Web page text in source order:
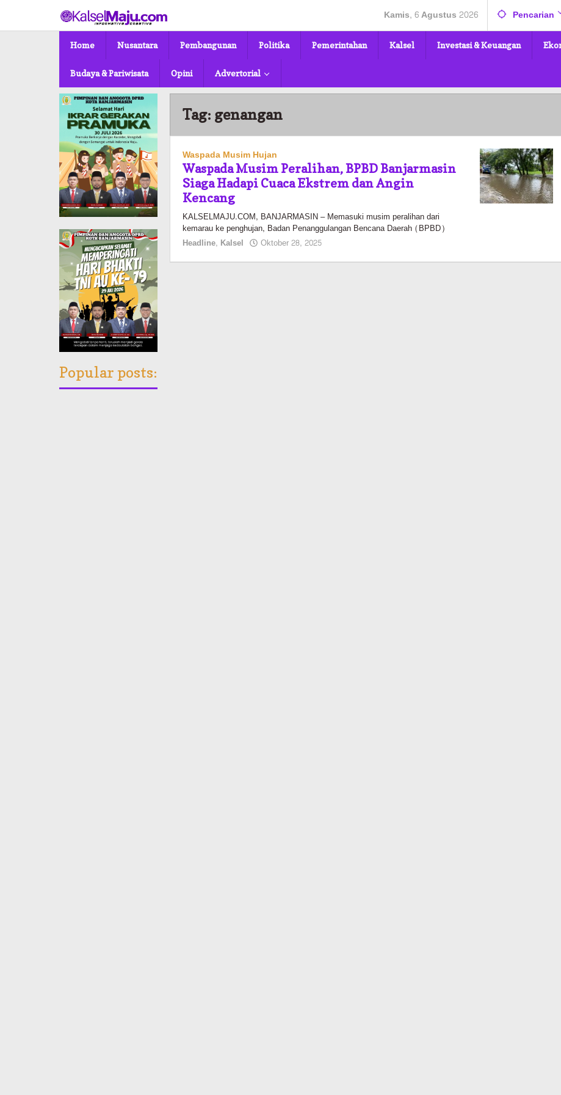
konten
Kamis, 6 Agustus 2026 Pencarian
Home Nusantara Pembangunan Politika Pemerintahan Kalsel Investasi & Keuangan
Budaya & Pariwisata Opini Advertorial
Popular posts:
Tag: genangan
Waspada Musim Hujan
Waspada Musim Peralihan, BPBD Banjarmasin
Siaga Hadapi Cuaca Ekstrem dan Angin
Kencang
KALSELMAJU.COM, BANJARMASIN – Memasuki musim peralihan dari
kemarau ke penghujan, Badan Penanggulangan Bencana Daerah (BPBD)
Headline, Kalsel Oktober 28, 2025